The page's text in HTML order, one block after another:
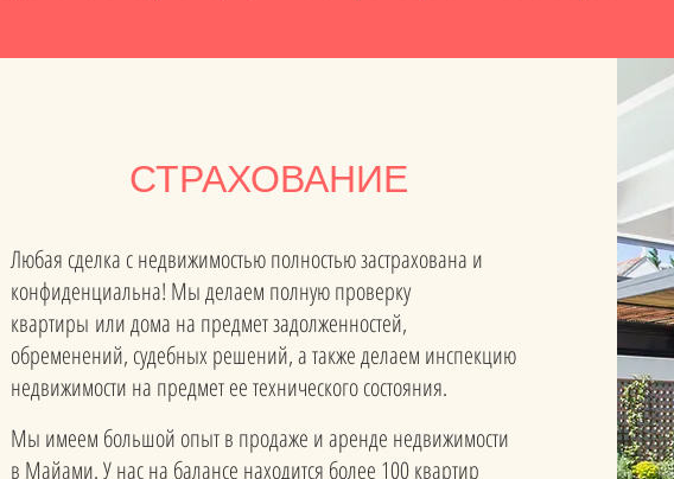
СТРАХОВАНИЕ
Любая сделка с недвижимостью полностью застрахована и
конфиденциальна! Мы делаем полную проверку
квартиры или дома на предмет задолженностей,
обременений, судебных решений, а также делаем инспекцию
недвижимости на предмет ее технического состояния.
Мы имеем большой опыт в продаже и аренде недвижимости
в Майами. У нас на балансе находится более 100 квартир